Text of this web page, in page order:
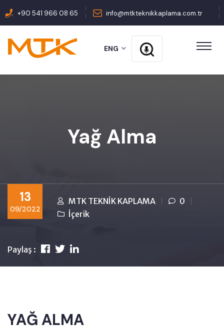
+90 541 966 08 65 info@mtkteknikkaplama.com.tr
ENG
Yağ Alma
13
09/2022
MTK TEKNİK KAPLAMA
0
İçerik
Paylaş :
YAĞ ALMA